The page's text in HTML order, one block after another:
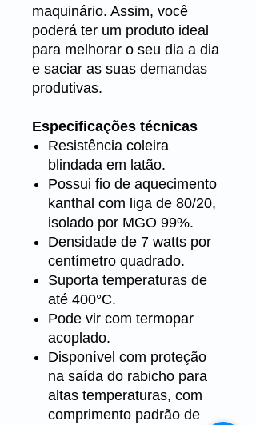
maquinário. Assim, você
poderá ter um produto ideal
para melhorar o seu dia a dia
e saciar as suas demandas
produtivas.
Especificações técnicas
Resistência coleira
blindada em latão.
Possui fio de aquecimento
kanthal com liga de 80/20,
isolado por MGO 99%.
Densidade de 7 watts por
centímetro quadrado.
Suporta temperaturas de
até 400°C.
Pode vir com termopar
acoplado.
Disponível com proteção
na saída do rabicho para
altas temperaturas, com
comprimento padrão de